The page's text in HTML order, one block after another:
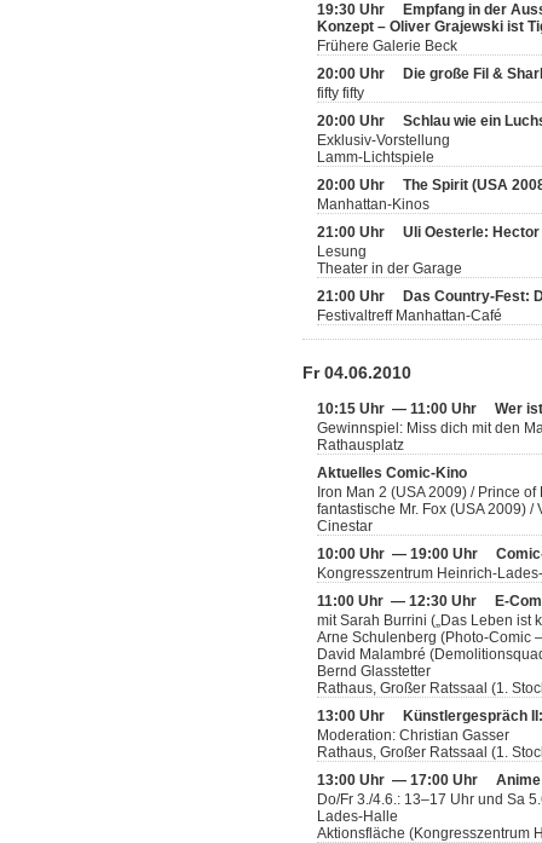
19:30 Uhr
Empfang in der
Konzept – Oliver Grajewski ist
Frühere Galerie Beck
20:00 Uhr
Die große Fil &
fifty fifty
20:00 Uhr Schlau wie ein
Exklusiv-Vorstellung
Lamm-Lichtspiele
20:00 Uhr The Spirit (USA
Manhattan-Kinos
21:00 Uhr Uli Oesterle:
Lesung
Theater in der Garage
21:00 Uhr
Das Country-Fest:
Festivaltreff Manhattan-Café
Fr 04.06.2010
10:15 Uhr — 11:00 Uhr Wer
Gewinnspiel: Miss dich mit den
Rathausplatz
Aktuelles Comic-Kino
Iron Man 2 (USA 2009) / Prince
fantastische Mr. Fox (USA 2009)
Cinestar
10:00 Uhr — 19:00 Uhr
Kongresszentrum Heinrich-
11:00 Uhr — 12:30 Uhr
E-
mit Sarah Burrini („Das Leben ist
Arne Schulenberg (Photo-Comic
David Malambré
Bernd Glasstetter
Rathaus, Großer Ratssaal (1.
13:00 Uhr
Künstlergespräch
Moderation: Christian Gasser
Rathaus, Großer Ratssaal (1.
13:00 Uhr — 17:00 Uhr
Do/Fr 3./4.6.: 13–17 Uhr und Sa
Lades-Halle
Aktionsfläche (Kongresszentrum